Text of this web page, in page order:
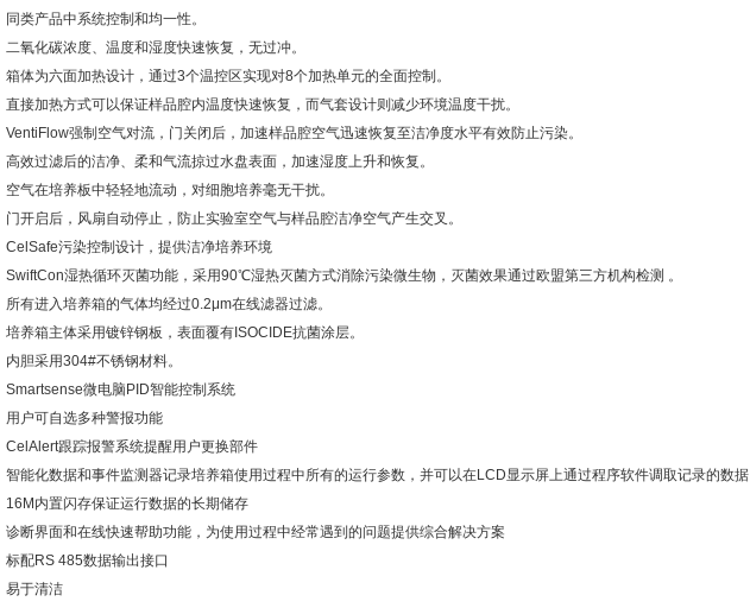
同类产品中系统控制和均一性。
二氧化碳浓度、温度和湿度快速恢复，无过冲。
箱体为六面加热设计，通过3个温控区实现对8个加热单元的全面控制。
直接加热方式可以保证样品腔内温度快速恢复，而气套设计则减少环境温度干扰。
VentiFlow强制空气对流，门关闭后，加速样品腔空气迅速恢复至洁净度水平有效防止污染。
高效过滤后的洁净、柔和气流掠过水盘表面，加速湿度上升和恢复。
空气在培养板中轻轻地流动，对细胞培养毫无干扰。
门开启后，风扇自动停止，防止实验室空气与样品腔洁净空气产生交叉。
CelSafe污染控制设计，提供洁净培养环境
SwiftCon湿热循环灭菌功能，采用90℃湿热灭菌方式消除污染微生物，灭菌效果通过欧盟第三方机构检测 。
所有进入培养箱的气体均经过0.2μm在线滤器过滤。
培养箱主体采用镀锌钢板，表面覆有ISOCIDE抗菌涂层。
内胆采用304#不锈钢材料。
Smartsense微电脑PID智能控制系统
用户可自选多种警报功能
CelAlert跟踪报警系统提醒用户更换部件
智能化数据和事件监测器记录培养箱使用过程中所有的运行参数，并可以在LCD显示屏上通过程序软件调取记录的数据
16M内置闪存保证运行数据的长期储存
诊断界面和在线快速帮助功能，为使用过程中经常遇到的问题提供综合解决方案
标配RS 485数据输出接口
易于清洁